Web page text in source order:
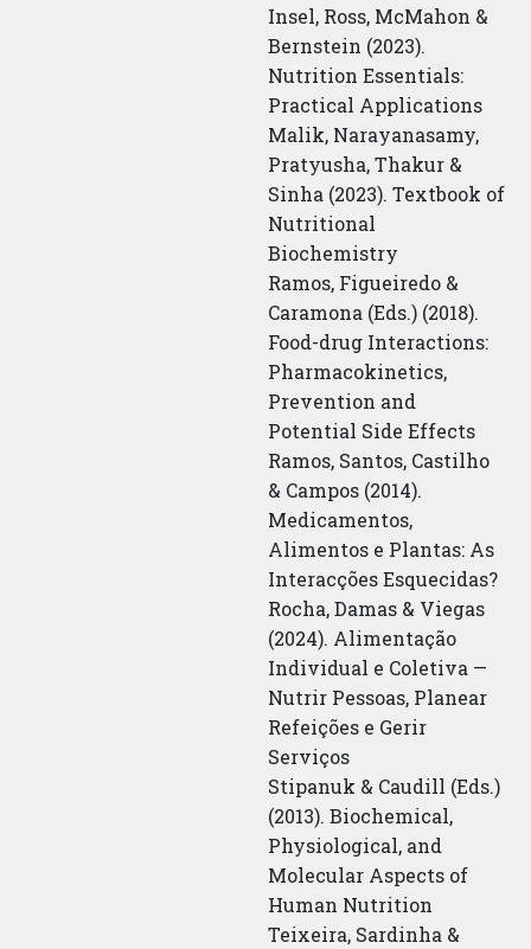
Insel, Ross, McMahon &
Bernstein (2023).
Nutrition Essentials:
Practical Applications
Malik, Narayanasamy,
Pratyusha, Thakur &
Sinha (2023). Textbook of
Nutritional
Biochemistry
Ramos, Figueiredo &
Caramona (Eds.) (2018).
Food-drug Interactions:
Pharmacokinetics,
Prevention and
Potential Side Effects
Ramos, Santos, Castilho
& Campos (2014).
Medicamentos,
Alimentos e Plantas: As
Interacções Esquecidas?
Rocha, Damas & Viegas
(2024). Alimentação
Individual e Coletiva —
Nutrir Pessoas, Planear
Refeições e Gerir
Serviços
Stipanuk & Caudill (Eds.)
(2013). Biochemical,
Physiological, and
Molecular Aspects of
Human Nutrition
Teixeira, Sardinha &